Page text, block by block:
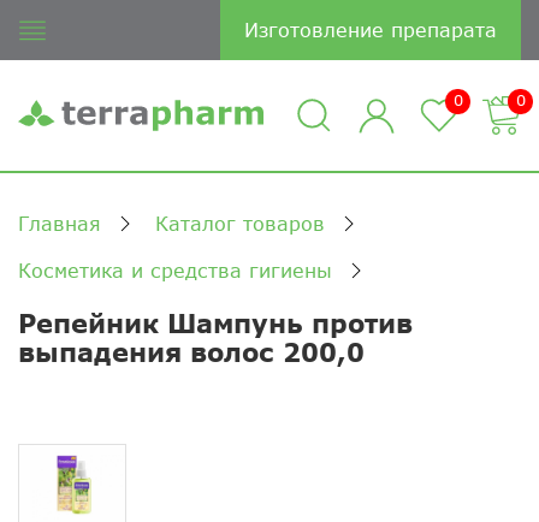
Изготовление препарата
0 0
Главная Каталог товаров
Косметика и средства гигиены
Репейник Шампунь против
выпадения волос 200,0